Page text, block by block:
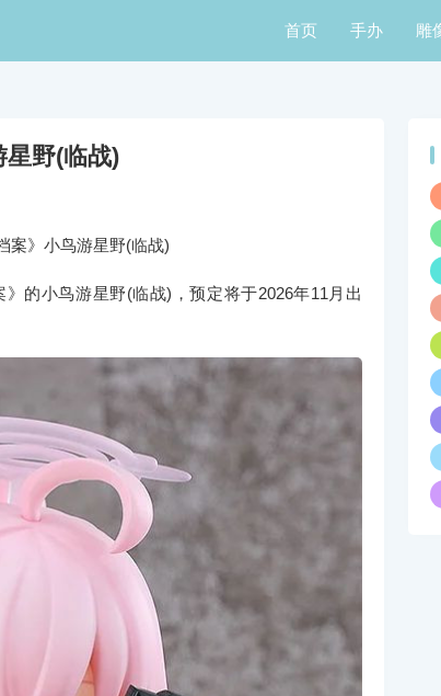
首页 手办 雕
星野(临战)
》小鸟游星野(临战)
的小鸟游星野(临战)，预定将于2026年11月出